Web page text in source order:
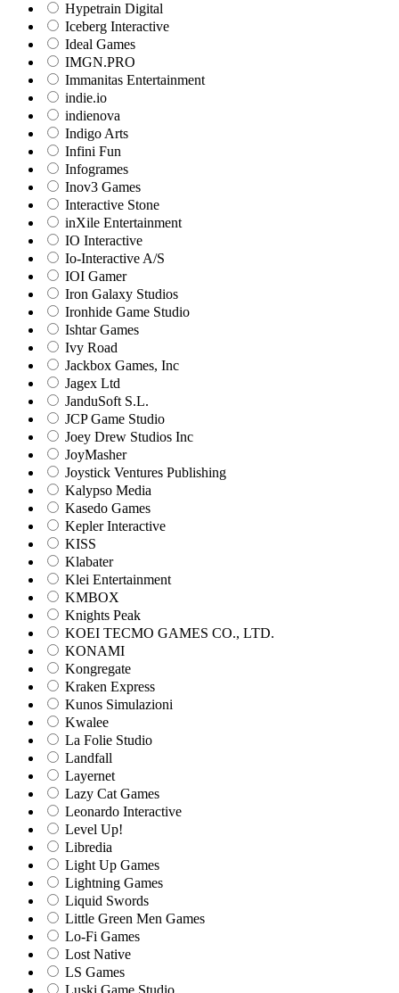
Hypetrain Digital
Iceberg Interactive
Ideal Games
IMGN.PRO
Immanitas Entertainment
indie.io
indienova
Indigo Arts
Infini Fun
Infogrames
Inov3 Games
Interactive Stone
inXile Entertainment
IO Interactive
Io-Interactive A/S
IOI Gamer
Iron Galaxy Studios
Ironhide Game Studio
Ishtar Games
Ivy Road
Jackbox Games, Inc
Jagex Ltd
JanduSoft S.L.
JCP Game Studio
Joey Drew Studios Inc
JoyMasher
Joystick Ventures Publishing
Kalypso Media
Kasedo Games
Kepler Interactive
KISS
Klabater
Klei Entertainment
KMBOX
Knights Peak
KOEI TECMO GAMES CO., LTD.
KONAMI
Kongregate
Kraken Express
Kunos Simulazioni
Kwalee
La Folie Studio
Landfall
Layernet
Lazy Cat Games
Leonardo Interactive
Level Up!
Libredia
Light Up Games
Lightning Games
Liquid Swords
Little Green Men Games
Lo-Fi Games
Lost Native
LS Games